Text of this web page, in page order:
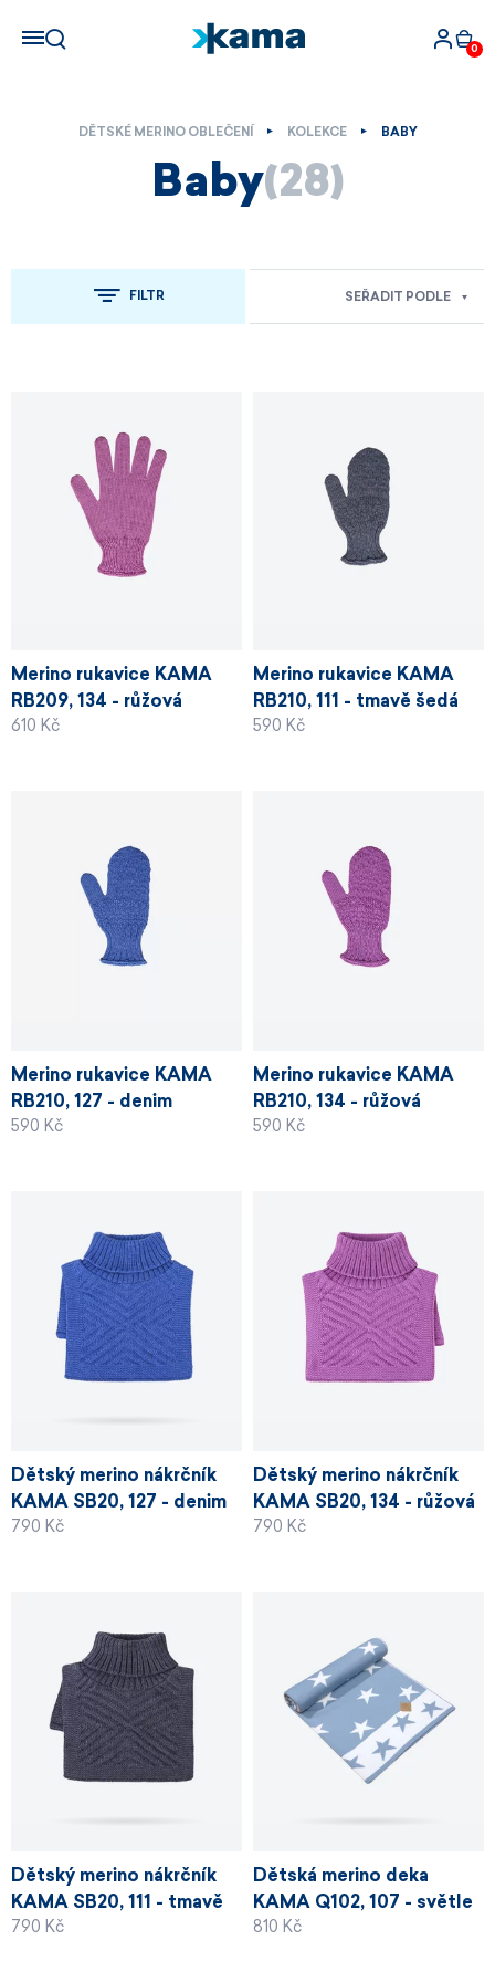
0
DĚTSKÉ MERINO OBLEČENÍ KOLEKCE BABY
Baby(28)
FILTR SEŘADIT PODLE
Merino rukavice KAMA
RB209, 134 - růžová
610 Kč
Merino rukavice KAMA
RB210, 111 - tmavě šedá
590 Kč
Merino rukavice KAMA
RB210, 127 - denim
590 Kč
Merino rukavice KAMA
RB210, 134 - růžová
590 Kč
Dětský merino nákrčník
KAMA SB20, 127 - denim
790 Kč
Dětský merino nákrčník
KAMA SB20, 134 - růžová
790 Kč
Dětský merino nákrčník
KAMA SB20, 111 - tmavě
šedá
790 Kč
Dětská merino deka
KAMA Q102, 107 - světle
modrá
810 Kč